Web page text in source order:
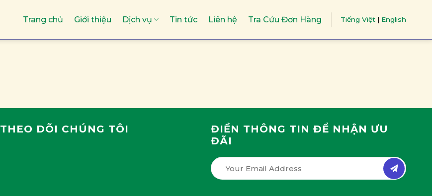
Trang chủ Giới thiệu Dịch vụ Tin tức Liên hệ Tra Cứu Đơn Hàng Tiếng Việt | English
THEO DÕI CHÚNG TÔI
ĐIỀN THÔNG TIN ĐỂ NHẬN ƯU
ĐÃI